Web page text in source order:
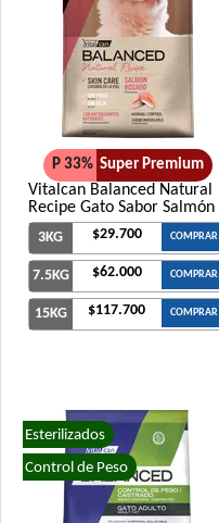
P 33% Super Premium
Vitalcan Balanced Natural
Recipe Gato Sabor Salmón
3KG $29.700 COMPRAR
7.5KG $62.000 COMPRAR
15KG $117.700 COMPRAR
Esterilizados
Control de Peso